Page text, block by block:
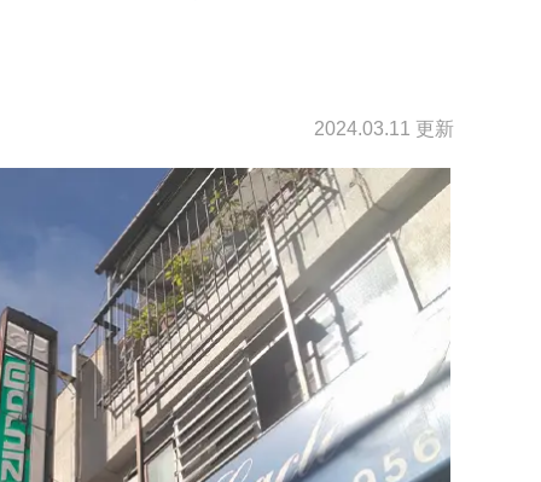
2024.03.11 更新